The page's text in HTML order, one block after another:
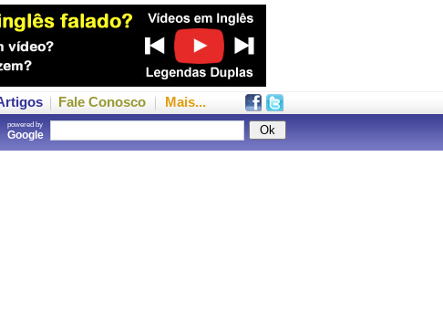
Fale Conosco Mais...
powered by
Google